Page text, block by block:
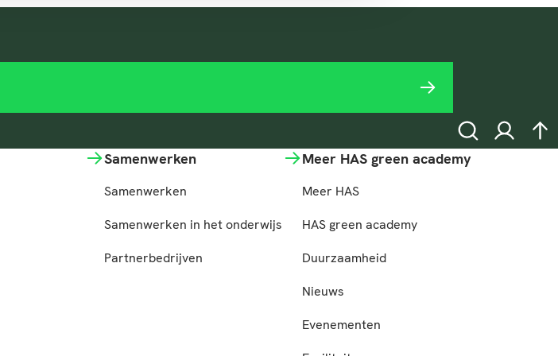
ZoekenInloggen
Samenwerken
Samenwerken
Samenwerken in het onderwijs
Partnerbedrijven
Meer HAS green academy
Meer HAS
HAS green academy
Duurzaamheid
Nieuws
Evenementen